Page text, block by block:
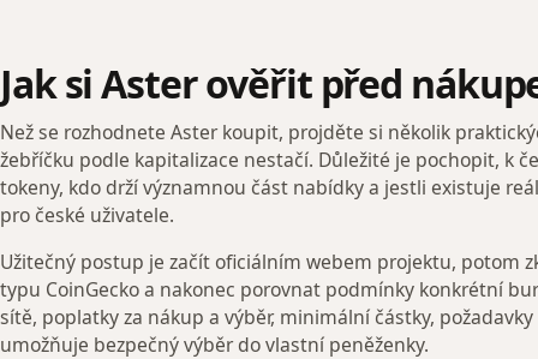
Jak si Aster ověřit před
Než se rozhodnete Aster koupit, projděte si několik
žebříčku podle kapitalizace nestačí. Důležité je pochopit, k
tokeny, kdo drží významnou část nabídky a jestli existuje
pro české uživatele.
Užitečný postup je začít oficiálním webem projektu, potom
typu CoinGecko a nakonec porovnat podmínky konkrétní
sítě, poplatky za nákup a výběr, minimální částky,
umožňuje bezpečný výběr do vlastní peněženky.